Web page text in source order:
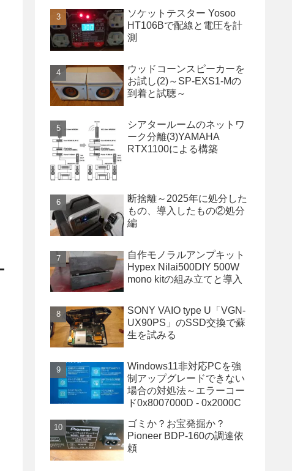
ソケットテスター Yosoo
HT106Bで配線と電圧を計
測
ウッドコーンスピーカーを
お試し(2)～SP-EXS1-Mの
到着と試聴～
シアタールームのネットワ
ーク分離(3)YAMAHA
RTX1100による構築
断捨離～2025年に処分した
もの、導入したもの②処分
編
自作モノラルアンプキット
Hypex Nilai500DIY 500W
mono kitの組み立てと導入
SONY VAIO type U「VGN-
UX90PS」のSSD交換で蘇
生を試みる
Windows11非対応PCを強
制アップグレードできない
場合の対処法～エラーコー
ド0x8007000D - 0x2000C
ゴミか？お宝発掘か？
Pioneer BDP-160の調達依
頼